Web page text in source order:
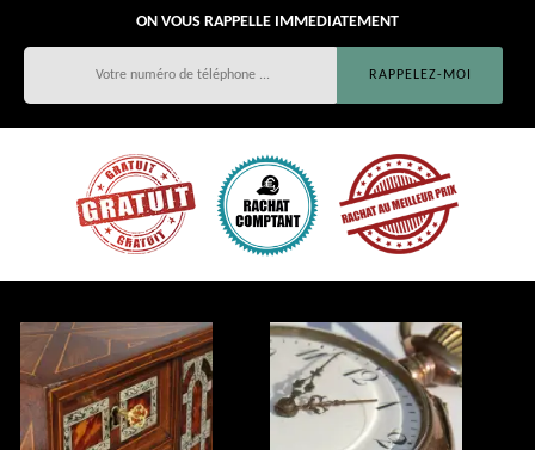
ON VOUS RAPPELLE IMMEDIATEMENT